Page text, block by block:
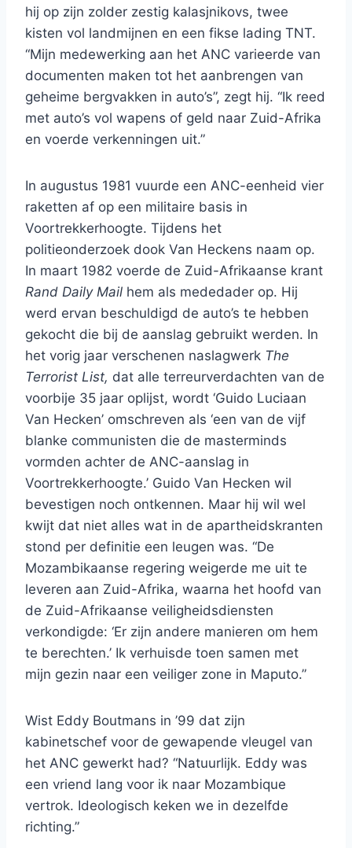
hij op zijn zolder zestig kalasjnikovs, twee
kisten vol landmijnen en een fikse lading TNT.
“Mijn medewerking aan het ANC varieerde van
documenten maken tot het aanbrengen van
geheime bergvakken in auto’s”, zegt hij. “Ik reed
met auto’s vol wapens of geld naar Zuid-Afrika
en voerde verkenningen uit.”
In augustus 1981 vuurde een ANC-eenheid vier
raketten af op een militaire basis in
Voortrekkerhoogte. Tijdens het
politieonderzoek dook Van Heckens naam op.
In maart 1982 voerde de Zuid-Afrikaanse krant
Rand Daily Mail hem als mededader op. Hij
werd ervan beschuldigd de auto’s te hebben
gekocht die bij de aanslag gebruikt werden. In
het vorig jaar verschenen naslagwerk The
Terrorist List, dat alle terreurverdachten van de
voorbije 35 jaar oplijst, wordt ‘Guido Luciaan
Van Hecken’ omschreven als ‘een van de vijf
blanke communisten die de masterminds
vormden achter de ANC-aanslag in
Voortrekkerhoogte.’ Guido Van Hecken wil
bevestigen noch ontkennen. Maar hij wil wel
kwijt dat niet alles wat in de apartheidskranten
stond per definitie een leugen was. “De
Mozambikaanse regering weigerde me uit te
leveren aan Zuid-Afrika, waarna het hoofd van
de Zuid-Afrikaanse veiligheidsdiensten
verkondigde: ‘Er zijn andere manieren om hem
te berechten.’ Ik verhuisde toen samen met
mijn gezin naar een veiliger zone in Maputo.”
Wist Eddy Boutmans in ’99 dat zijn
kabinetschef voor de gewapende vleugel van
het ANC gewerkt had? “Natuurlijk. Eddy was
een vriend lang voor ik naar Mozambique
vertrok. Ideologisch keken we in dezelfde
richting.”